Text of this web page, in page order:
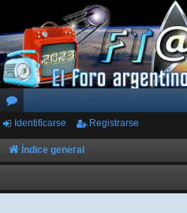
or
os
Identificarse Registrarse
Índice general